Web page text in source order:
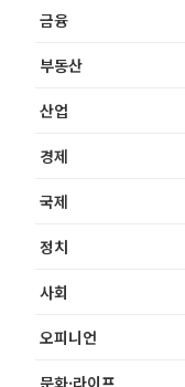
금융
부동산
산업
경제
국제
정치
사회
오피니언
문화·라이프